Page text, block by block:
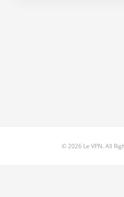
© 2026 Le VPN. All